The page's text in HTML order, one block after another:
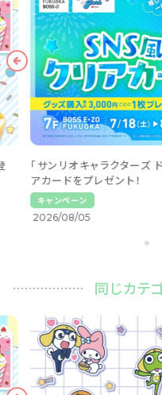
「サンリオキャラクターズ
アカードをプレゼント！
キャンペーン
2026/08/05
同じカテ